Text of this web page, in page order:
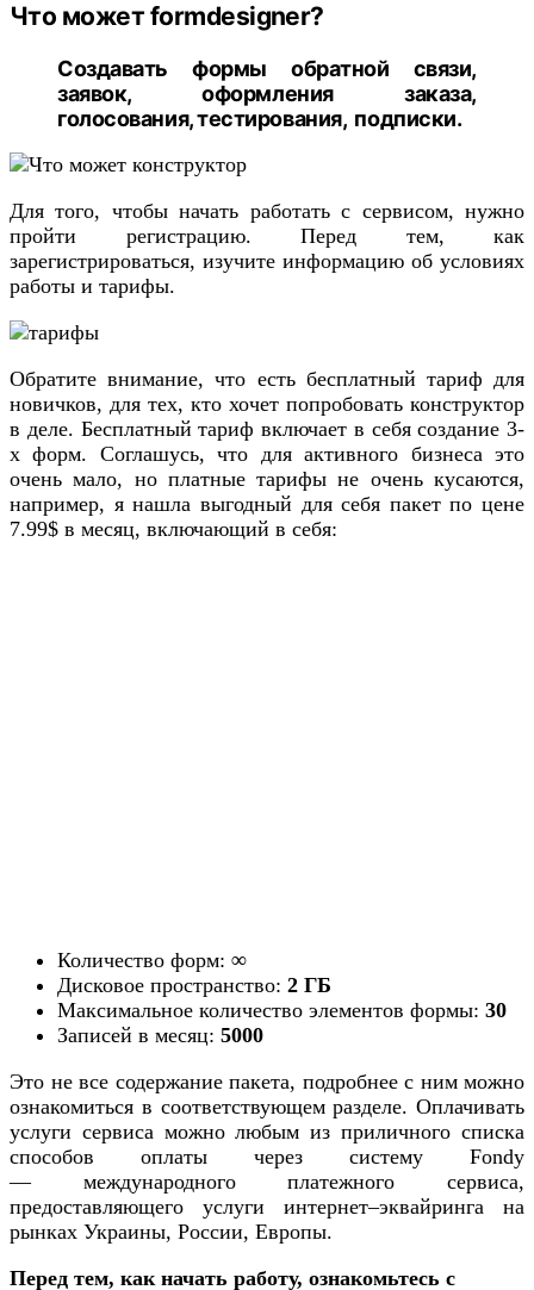
Что может formdesigner?
Создавать формы обратной связи,
заявок, оформления заказа,
голосования, тестирования, подписки.
Для того, чтобы начать работать с сервисом, нужно
пройти регистрацию. Перед тем, как
зарегистрироваться, изучите информацию об условиях
работы и тарифы.
Обратите внимание, что есть бесплатный тариф для
новичков, для тех, кто хочет попробовать конструктор
в деле. Бесплатный тариф включает в себя создание 3-
х форм. Соглашусь, что для активного бизнеса это
очень мало, но платные тарифы не очень кусаются,
например, я нашла выгодный для себя пакет по цене
7.99$ в месяц, включающий в себя:
Количество форм: ∞
Дисковое пространство: 2 ГБ
Максимальное количество элементов формы: 30
Записей в месяц: 5000
Это не все содержание пакета, подробнее с ним можно
ознакомиться в соответствующем разделе. Оплачивать
услуги сервиса можно любым из приличного списка
способов оплаты через систему Fondy
— международного платежного сервиса,
предоставляющего услуги интернет–эквайринга на
рынках Украины, России, Европы.
Перед тем, как начать работу, ознакомьтесь с